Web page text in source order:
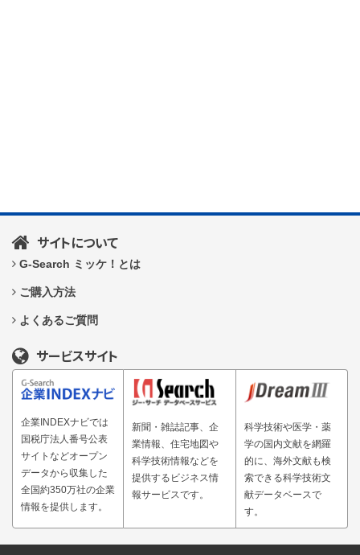
サイトについて
G-Search ミッケ！とは
ご購入方法
よくあるご質問
サービスサイト
企業INDEXナビでは
国税庁法人番号公表
サイトなどオープン
データから収集した
全国約350万社の企業
情報を提供します。
新聞・雑誌記事、企
業情報、住宅地図や
科学技術情報などを
提供するビジネス情
報サービスです。
科学技術や医学・薬
学の国内文献を網羅
的に、海外文献も検
索できる科学技術文
献データベースで
す。